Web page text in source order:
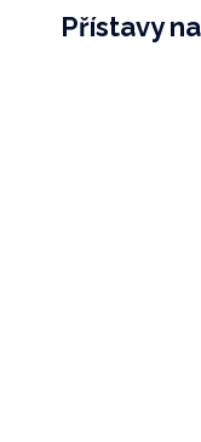
Přístavy